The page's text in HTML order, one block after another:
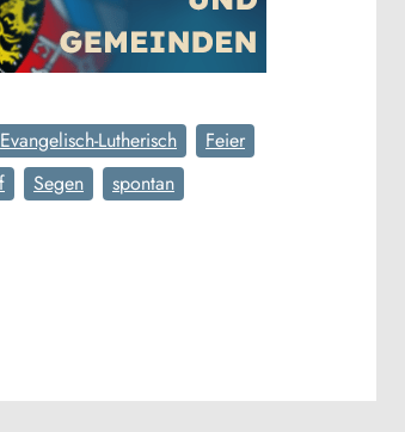
Evangelisch-Lutherisch
Feier
Segen
spontan